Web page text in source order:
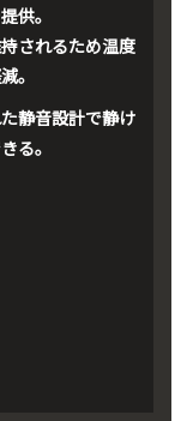
供。
されるため温度
。
静音設計で静け
る。